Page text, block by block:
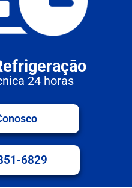
24 horas
6829